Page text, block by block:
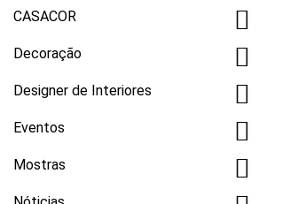
CASACOR
Decoração
Designer de Interiores
Eventos
Mostras